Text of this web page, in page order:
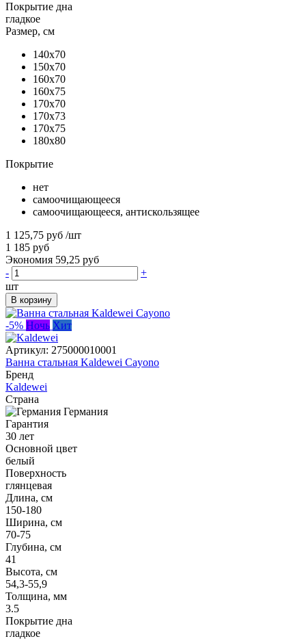
Покрытие дна
гладкое
Размер, см
140x70
150x70
160x70
160x75
170x70
170x73
170x75
180x80
Покрытие
нет
самоочищающееся
самоочищающееся, антискользящее
1 125,75 руб /шт
1 185 руб
Экономия 59,25 руб
-
+
шт
В корзину
-5% Ночь Хит
Артикул: 275000010001
Ванна стальная Kaldewei Cayono
Бренд
Kaldewei
Страна
Германия
Гарантия
30 лет
Основной цвет
белый
Поверхность
глянцевая
Длина, см
150-180
Ширина, см
70-75
Глубина, см
41
Высота, см
54,3-55,9
Толщина, мм
3.5
Покрытие дна
гладкое